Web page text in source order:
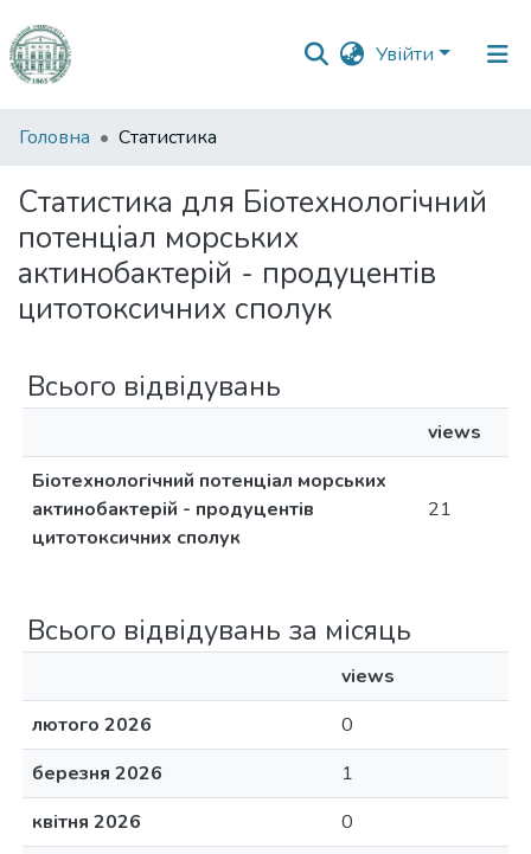
Увійти
Фонди
зібрання
Пошук за критеріями
Головна Статистика
Статистика для Біотехнологічний
потенціал морських
актинобактерій - продуцентів
цитотоксичних сполук
Всього відвідувань
views
Біотехнологічний потенціал морських
актинобактерій - продуцентів
цитотоксичних сполук
21
Всього відвідувань за місяць
views
лютого 2026
0
березня 2026
1
квітня 2026
0